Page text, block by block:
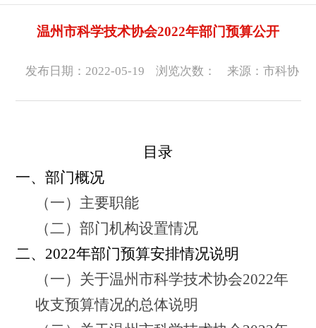
温州市科学技术协会2022年部门预算公开
发布日期：2022-05-19 浏览次数： 来源：市科协
目录
一、 部门概况
（一）主要职能
（二）部门机构设置情况
二、 2022年部门预算安排情况说明
（一）关于温州市科学技术协会2022年
收支预算情况的总体说明